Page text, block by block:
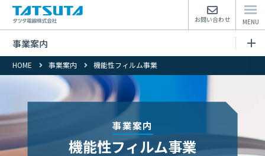
お問い合わせ
HOME 事業案内 機能性フィルム事業
事業案内
事業案内
機能性フィルム事業
事業案内トップページ
インフラ電線事業
産業機器電線事業